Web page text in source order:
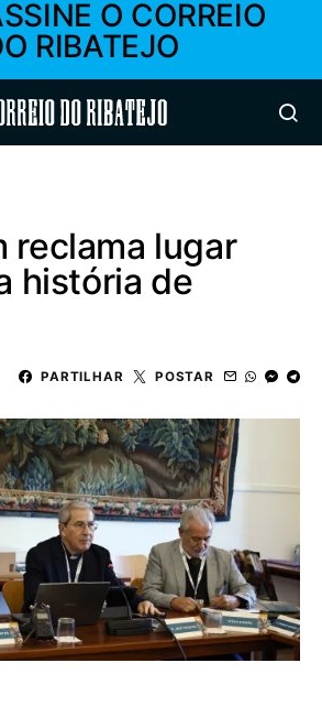
O CORREIO
RIBATEJO
do Ribatejo
reclama lugar
história de
PARTILHAR POSTAR